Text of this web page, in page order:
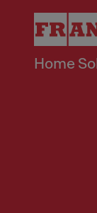
Home